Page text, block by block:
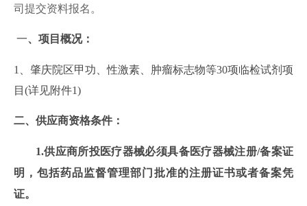
司 提交资料报名 。
一、项目概况：
1、肇庆院区甲功、性激素、肿瘤标志物等30项临检试剂项
目 (详见附件1)
二、供应商资格条件：
1.供应商所投医疗器械必须具备医疗器械注册/备案证
明，包括药品监督管理部门批准的注册证书或者备案凭
证。